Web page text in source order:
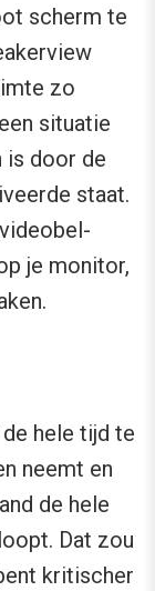
scherm te
zo
situatie
is door de
staat.
je monitor,
hele tijd te
neemt en
de hele
Dat zou
kritischer